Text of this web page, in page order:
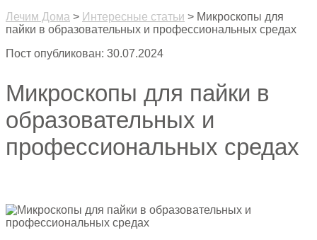
Лечим Дома > Интересные статьи > Микроскопы для
пайки в образовательных и профессиональных средах
Пост опубликован: 30.07.2024
Микроскопы для пайки в
образовательных и
профессиональных средах